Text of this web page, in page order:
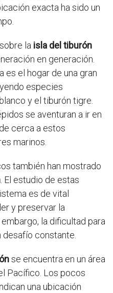
exacta ha sido un
la isla del tiburón
en generación.
es el hogar de una gran
especies
y el tiburón tigre.
se aventuran a ir en
cerca a estos
marinos.
también han mostrado
. El estudio de estas
es de vital
y preservar la
la dificultad para
desafío constante.
se encuentra en un área
Pacífico. Los pocos
una ubicación